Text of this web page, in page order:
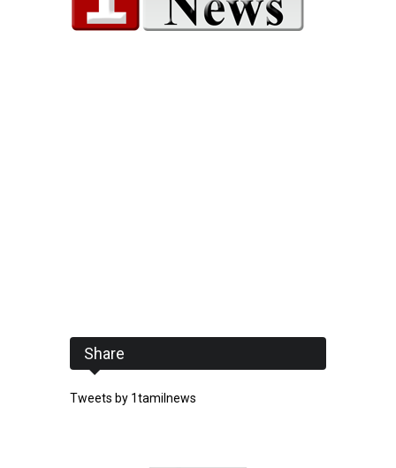
Share
Tweets by 1tamilnews